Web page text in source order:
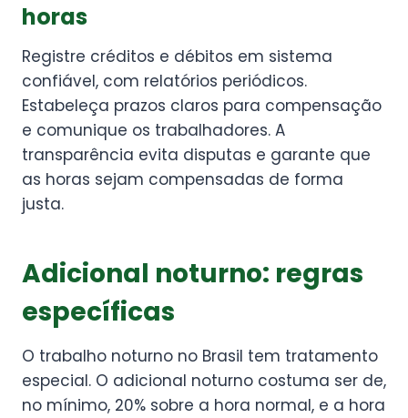
horas
Registre créditos e débitos em sistema
confiável, com relatórios periódicos.
Estabeleça prazos claros para compensação
e comunique os trabalhadores. A
transparência evita disputas e garante que
as horas sejam compensadas de forma
justa.
Adicional noturno: regras
específicas
O trabalho noturno no Brasil tem tratamento
especial. O adicional noturno costuma ser de,
no mínimo, 20% sobre a hora normal, e a hora